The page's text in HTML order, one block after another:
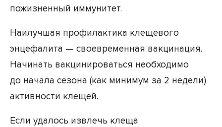
пожизненный иммунитет.
Наилучшая профилактика клещевого
энцефалита — своевременная вакцинация.
Начинать вакцинироваться необходимо
до начала сезона (как минимум за 2 недели)
активности клещей.
Если удалось извлечь клеща